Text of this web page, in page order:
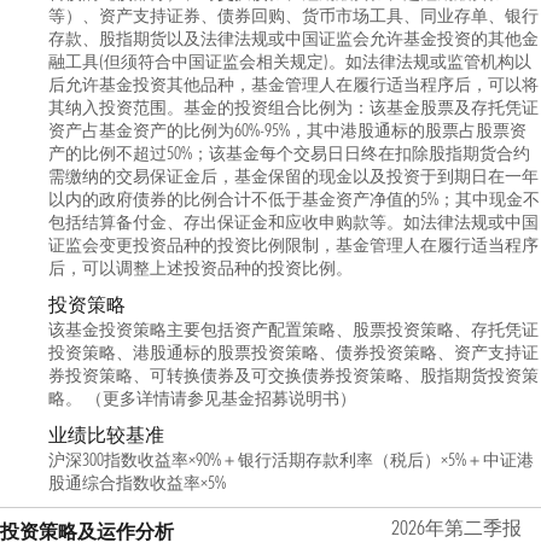
等）、资产支持证券、债券回购、货币市场工具、同业存单、银行
存款、股指期货以及法律法规或中国证监会允许基金投资的其他金
融工具(但须符合中国证监会相关规定)。如法律法规或监管机构以
后允许基金投资其他品种，基金管理人在履行适当程序后，可以将
其纳入投资范围。基金的投资组合比例为：该基金股票及存托凭证
资产占基金资产的比例为60%-95%，其中港股通标的股票占股票资
产的比例不超过50%；该基金每个交易日日终在扣除股指期货合约
需缴纳的交易保证金后，基金保留的现金以及投资于到期日在一年
以内的政府债券的比例合计不低于基金资产净值的5%；其中现金不
包括结算备付金、存出保证金和应收申购款等。如法律法规或中国
证监会变更投资品种的投资比例限制，基金管理人在履行适当程序
后，可以调整上述投资品种的投资比例。
投资策略
该基金投资策略主要包括资产配置策略、股票投资策略、存托凭证
投资策略、港股通标的股票投资策略、债券投资策略、资产支持证
券投资策略、可转换债券及可交换债券投资策略、股指期货投资策
略。 （更多详情请参见基金招募说明书）
业绩比较基准
沪深300指数收益率×90%＋银行活期存款利率（税后）×5%＋中证港
股通综合指数收益率×5%
投资策略及运作分析 2026年第二季报